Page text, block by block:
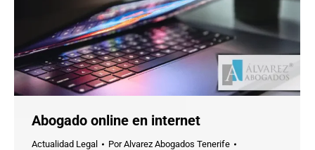
Abogado online en internet
Actualidad Legal PorAlvarez Abogados Tenerife